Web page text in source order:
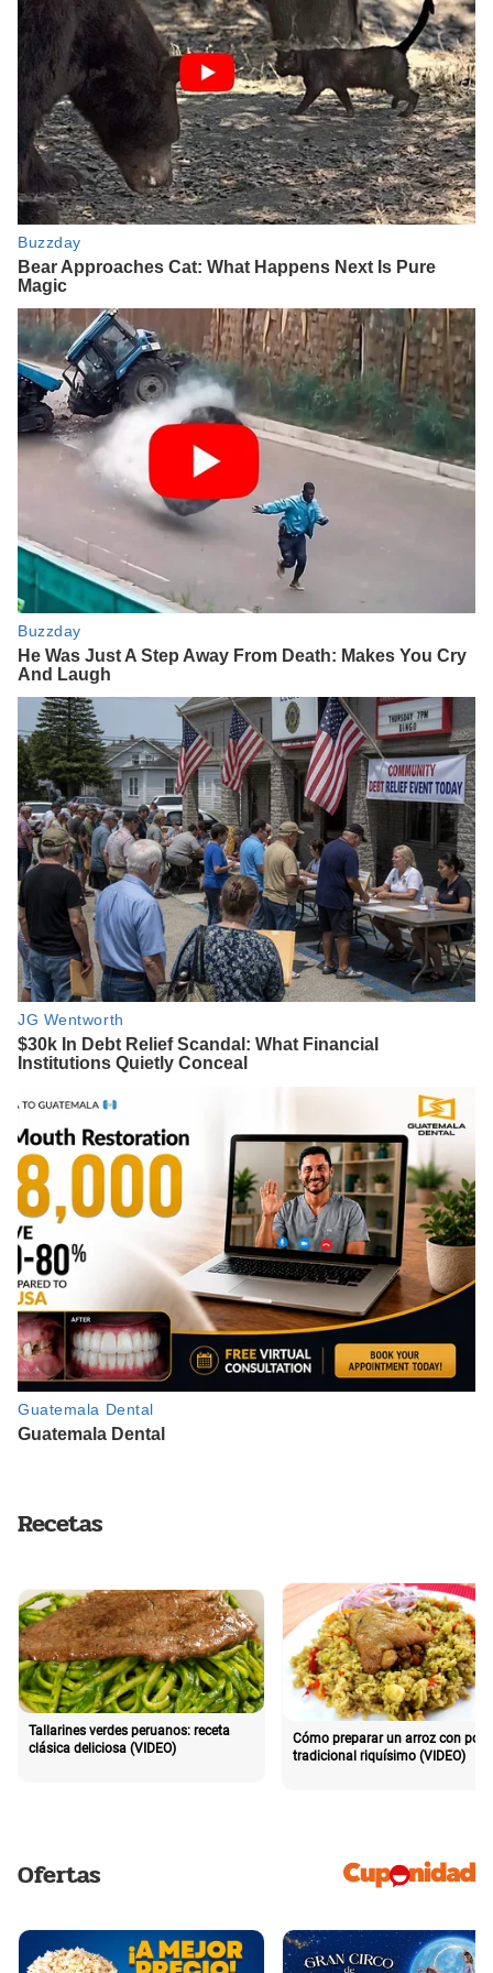
Recetas
Tallarines verdes peruanos: receta
clásica deliciosa (VIDEO)
Cómo preparar un arroz con pollo
tradicional riquísimo (VIDEO)
Ofertas